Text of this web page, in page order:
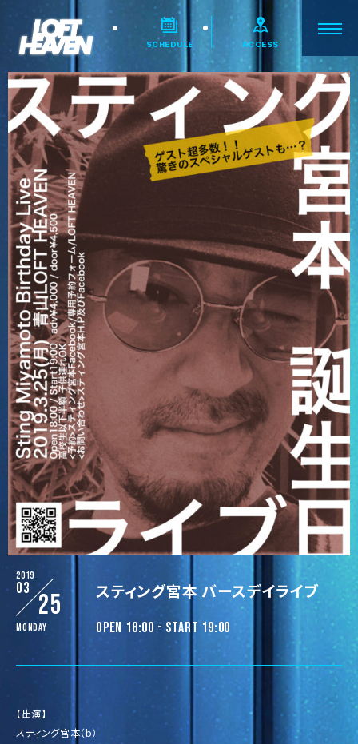
SCHEDULE ACCESS
2019
03
25
Monday
スティング宮本 バースデイライブ
OPEN 18:00 - START 19:00
【出演】
スティング宮本（b）